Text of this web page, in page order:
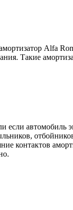
Alfa
Такие
автомобиль
контактов